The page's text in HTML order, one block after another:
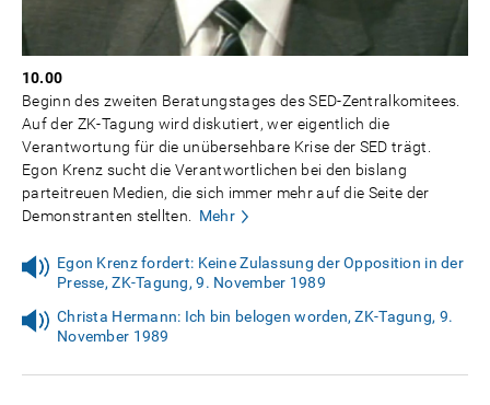
10.00
Beginn des zweiten Beratungstages des SED-Zentralkomitees.
Auf der ZK-Tagung wird diskutiert, wer eigentlich die
Verantwortung für die unübersehbare Krise der SED trägt.
Egon Krenz sucht die Verantwortlichen bei den bislang
parteitreuen Medien, die sich immer mehr auf die Seite der
Demonstranten stellten. Mehr
Egon Krenz fordert: Keine Zulassung der Opposition in der
Presse, ZK-Tagung, 9. November 1989
Christa Hermann: Ich bin belogen worden, ZK-Tagung, 9.
November 1989